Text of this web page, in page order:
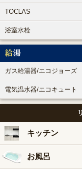
TOCLAS
浴室水栓
給湯
ガス給湯器/エコジョーズ
電気温水器/エコキュート
キッチン
お風呂